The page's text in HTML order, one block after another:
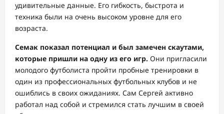
удивительные данные. Его гибкость, быстрота и
техника были на очень высоком уровне для его
возраста.
Семак показал потенциал и был замечен скаутами,
которые пришли на одну из его игр. Они пригласили
молодого футболиста пройти пробные тренировки в
один из профессиональных футбольных клубов и не
ошиблись в своих ожиданиях. Сам Сергей активно
работал над собой и стремился стать лучшим в своей